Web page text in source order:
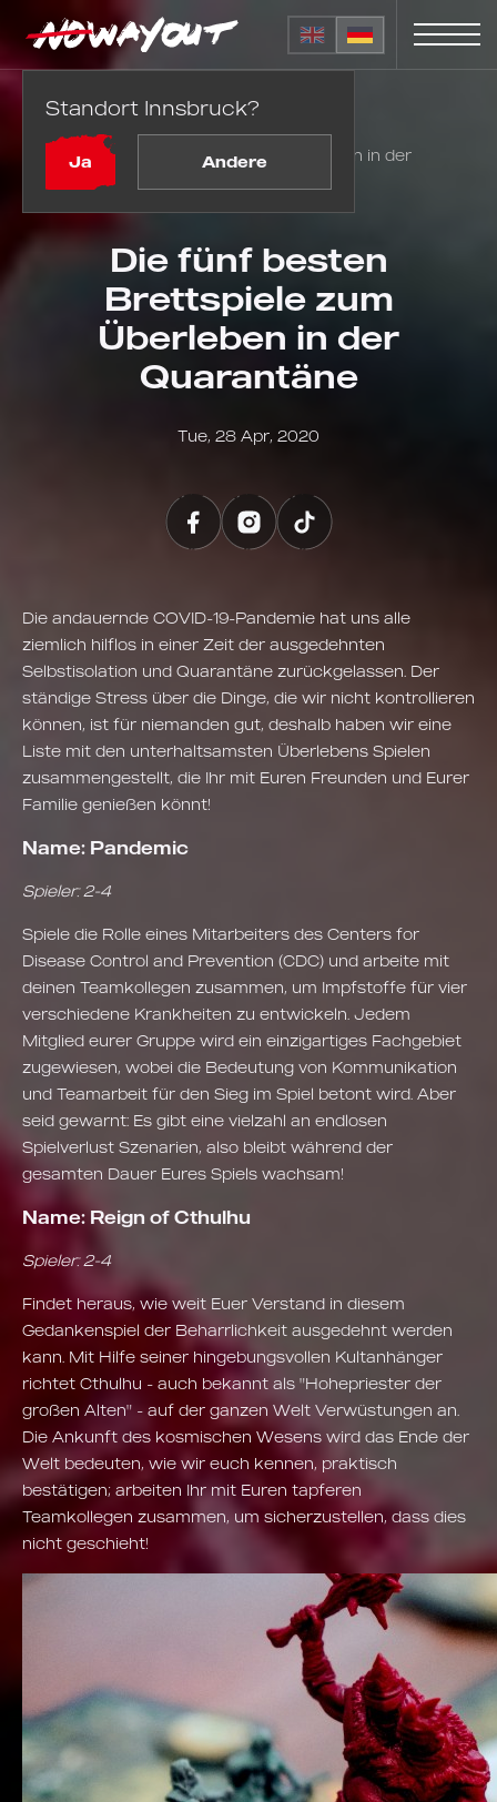
Standort Innsbruck?
Ja Andere
Die fünf besten Brettspiele zum Überleben in der
Quarantäne
Die fünf besten
Brettspiele zum
Überleben in der
Quarantäne
Tue, 28 Apr, 2020
Die andauernde COVID-19-Pandemie hat uns alle
ziemlich hilflos in einer Zeit der ausgedehnten
Selbstisolation und Quarantäne zurückgelassen. Der
ständige Stress über die Dinge, die wir nicht kontrollieren
können, ist für niemanden gut, deshalb haben wir eine
Liste mit den unterhaltsamsten Überlebens Spielen
zusammengestellt, die Ihr mit Euren Freunden und Eurer
Familie genießen könnt!
Name: Pandemic
Spieler: 2-4
Spiele die Rolle eines Mitarbeiters des Centers for
Disease Control and Prevention (CDC) und arbeite mit
deinen Teamkollegen zusammen, um Impfstoffe für vier
verschiedene Krankheiten zu entwickeln. Jedem
Mitglied eurer Gruppe wird ein einzigartiges Fachgebiet
zugewiesen, wobei die Bedeutung von Kommunikation
und Teamarbeit für den Sieg im Spiel betont wird. Aber
seid gewarnt: Es gibt eine vielzahl an endlosen
Spielverlust Szenarien, also bleibt während der
gesamten Dauer Eures Spiels wachsam!
Name: Reign of Cthulhu
Spieler: 2-4
Findet heraus, wie weit Euer Verstand in diesem
Gedankenspiel der Beharrlichkeit ausgedehnt werden
kann. Mit Hilfe seiner hingebungsvollen Kultanhänger
richtet Cthulhu - auch bekannt als "Hohepriester der
großen Alten" - auf der ganzen Welt Verwüstungen an.
Die Ankunft des kosmischen Wesens wird das Ende der
Welt bedeuten, wie wir euch kennen, praktisch
bestätigen; arbeiten Ihr mit Euren tapferen
Teamkollegen zusammen, um sicherzustellen, dass dies
nicht geschieht!